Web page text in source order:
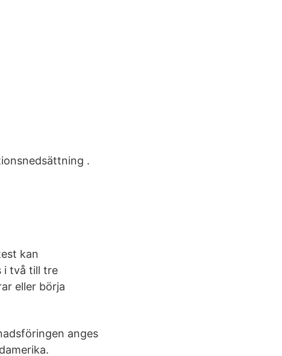
.
kan
i två till tre
eller börja
anges